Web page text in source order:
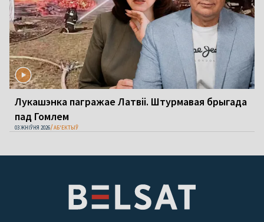
Лукашэнка пагражае Латвіі. Штурмавая брыгада
пад Гомлем
03 ЖНІЎНЯ 2026 АБ'ЕКТЫЎ